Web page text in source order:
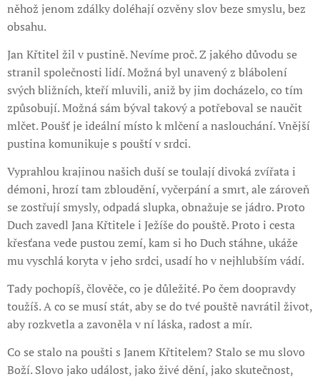
něhož jenom zdálky doléhají ozvěny slov beze smyslu, bez
obsahu.
Jan Křtitel žil v pustině. Nevíme proč. Z jakého důvodu se
stranil společnosti lidí. Možná byl unavený z blábolení
svých bližních, kteří mluvili, aniž by jim docházelo, co tím
způsobují. Možná sám býval takový a potřeboval se naučit
mlčet. Poušť je ideální místo k mlčení a naslouchání. Vnější
pustina komunikuje s pouští v srdci.
Vyprahlou krajinou našich duší se toulají divoká zvířata i
démoni, hrozí tam zbloudění, vyčerpání a smrt, ale zároveň
se zostřují smysly, odpadá slupka, obnažuje se jádro. Proto
Duch zavedl Jana Křtitele i Ježíše do pouště. Proto i cesta
křesťana vede pustou zemí, kam si ho Duch stáhne, ukáže
mu vyschlá koryta v jeho srdci, usadí ho v nejhlubším vádí.
Tady pochopíš, člověče, co je důležité. Po čem doopravdy
toužíš. A co se musí stát, aby se do tvé pouště navrátil život,
aby rozkvetla a zavoněla v ní láska, radost a mír.
Co se stalo na poušti s Janem Křtitelem? Stalo se mu slovo
Boží. Slovo jako událost, jako živé dění, jako skutečnost,